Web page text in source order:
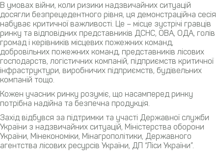
В умовах війни, коли ризики надзвичайних ситуацій
досягли безпрецедентного рівня, ця демонстраційна сесія
набуває критичної важливості. Це – місце зустрічі гравців
ринку та відповідних представників ДСНС, ОВА, ОДА, голів
громад і керівників місцевих пожежних команд,
добровільних пожежних команд, представників лісових
господарств, логістичних компаній, підприємств критичної
інфраструктури, виробничих підприємств, будівельних
компаній тощо.
Кожен учасник ринку розуміє, що насамперед ринку
потрібна надійна та безпечна продукція.
Захід відбувся за підтримки та участі Державної служби
України з надзвичайних ситуацій, Міністерства оборони
України, Мінекономіки, Мінагрополітики, Державного
агентства лісових ресурсів України, ДП “Ліси України”.